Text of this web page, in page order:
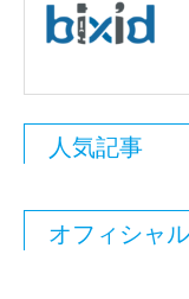
人気記事
オフィシャ